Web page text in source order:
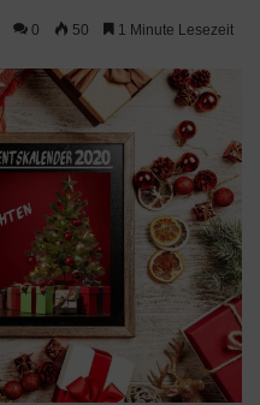
0 50 1 Minute Lesezeit